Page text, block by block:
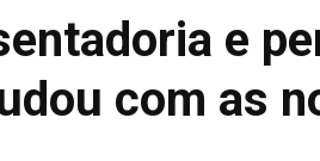
e
com as